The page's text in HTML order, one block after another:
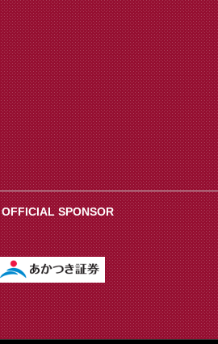
OFFICIAL SPONSOR